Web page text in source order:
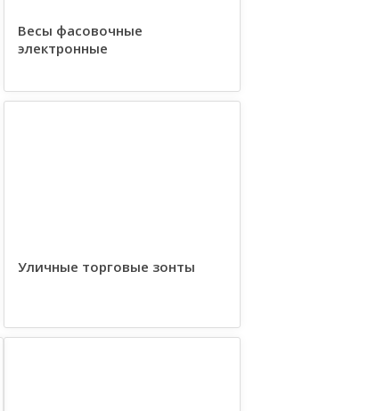
Весы фасовочные
электронные
Уличные торговые зонты